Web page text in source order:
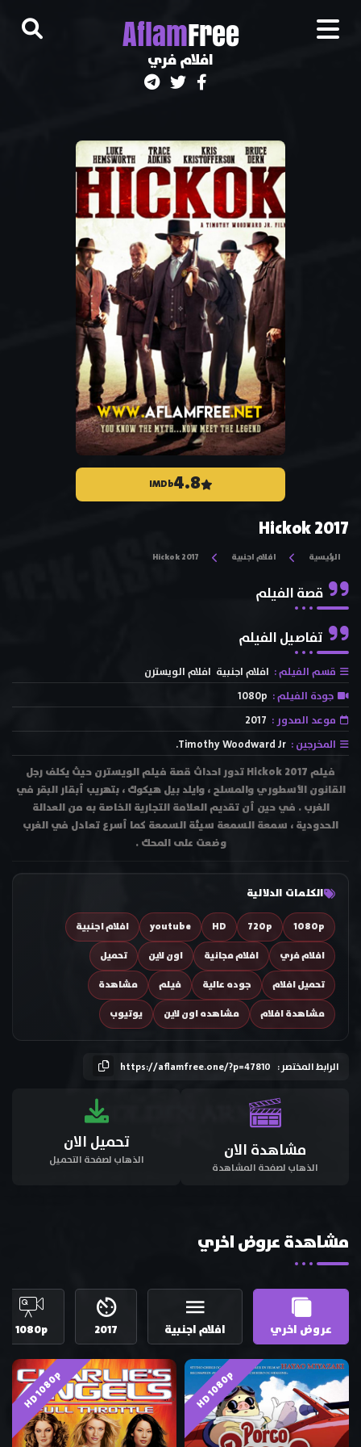
AflamFree
افلام فري
4.8
IMDb
Hickok 2017
الرئيسية افلام اجنبية Hickok 2017
قصة الفيلم
تفاصيل الفيلم
قسم الفيلم : افلام اجنبية افلام الويسترن
جودة الفيلم : 1080p
موعد الصدور : 2017
المخرجين : Timothy Woodward Jr.
فيلم Hickok 2017 تدور احداث قصة فيلم الويسترن حيث يكلف رجل
القانون الأسطوري والمسلح ، وايلد بيل هيكوك ، بتهريب أبقار البقر في
الغرب . في حين أن تقديم العلامة التجارية الخاصة به من العدالة
الحدودية ، سمعة السمعة سيئة السمعة كما أسرع تعادل في الغرب
وضعت على المحك .
الكلمات الدلالية
1080p
720p
HD
youtube
افلام اجنبية
افلام فري
افلام مجانية اون لاين
تحميل
تحميل افلام
جوده عالية فيلم
مشاهدة
مشاهدة افلام
مشاهده اون لاين يوتيوب
الرابط المختصر : https://aflamfree.one/?p=47810
مشاهدة الان
الذهاب لصفحة المشاهدة
تحميل الان
الذهاب لصفحة التحميل
مشاهدة عروض اخري
عروض اخري افلام اجنبية 2017
1080p
HD 1080p
HD 1080p